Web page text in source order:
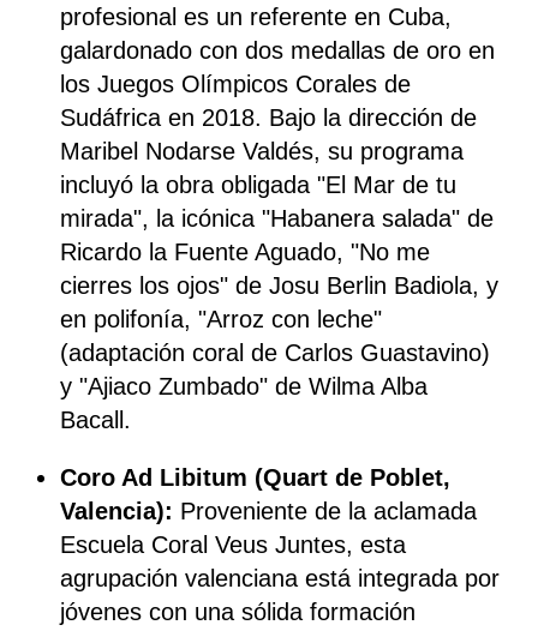
profesional es un referente en Cuba,
galardonado con dos medallas de oro en
los Juegos Olímpicos Corales de
Sudáfrica en 2018. Bajo la dirección de
Maribel Nodarse Valdés, su programa
incluyó la obra obligada "El Mar de tu
mirada", la icónica "Habanera salada" de
Ricardo la Fuente Aguado, "No me
cierres los ojos" de Josu Berlin Badiola, y
en polifonía, "Arroz con leche"
(adaptación coral de Carlos Guastavino)
y "Ajiaco Zumbado" de Wilma Alba
Bacall.
Coro Ad Libitum (Quart de Poblet,
Valencia): Proveniente de la aclamada
Escuela Coral Veus Juntes, esta
agrupación valenciana está integrada por
jóvenes con una sólida formación